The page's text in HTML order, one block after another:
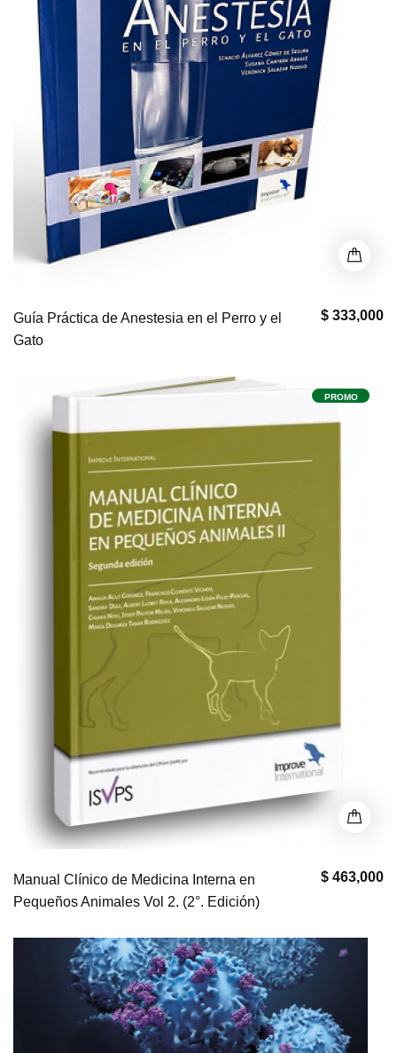
$ 333,000
Guía Práctica de Anestesia en el Perro y el
Gato
PROMO
$ 463,000
Manual Clínico de Medicina Interna en
Pequeños Animales Vol 2. (2°. Edición)